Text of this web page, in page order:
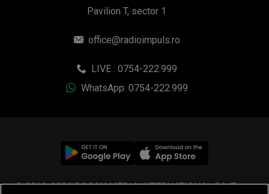
Pavilion T, sector 1
office@radioimpuls.ro
LIVE : 0754-222.999
WhatsApp: 0754-222.999
© 2019-2026 DOGAN MEDIA INTERNATIONAL SA, Toate